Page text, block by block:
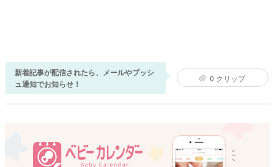
新着記事が配信されたら、メールやプッシ
ュ通知でお知らせ！
0 クリップ